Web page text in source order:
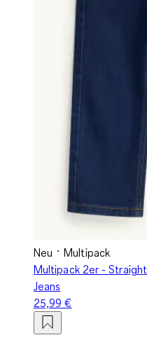
Neu
Multipack
Multipack 2er - Straight
Jeans
25,99 €